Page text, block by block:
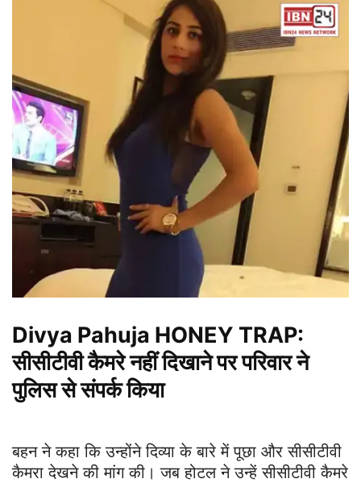
Divya Pahuja HONEY TRAP:
सीसीटीवी कैमरे नहीं दिखाने पर परिवार ने
पुलिस से संपर्क किया
बहन ने कहा कि उन्होंने दिव्या के बारे में पूछा और सीसीटीवी
कैमरा देखने की मांग की। जब होटल ने उन्हें सीसीटीवी कैमरे